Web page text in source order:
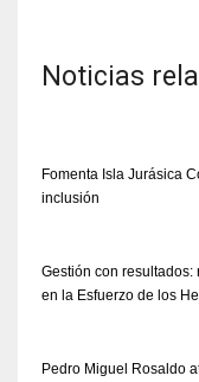
Noticias
Fomenta Isla Jurásica
inclusión
Gestión con
en la Esfuerzo de los
Pedro Miguel Rosaldo